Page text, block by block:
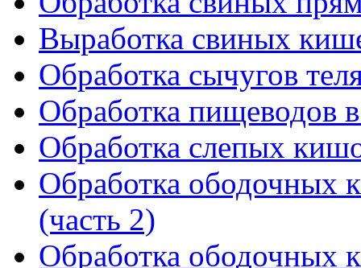
Выработка свиных
Обработка сычугов
Обработка пищеводов
Обработка слепых
Обработка ободочных
(часть 2)
Обработка ободочных